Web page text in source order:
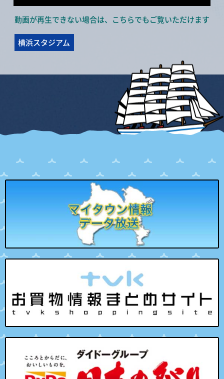
動画が再生できない場合は、こちらでもご覧いただけます
横浜スタジアム